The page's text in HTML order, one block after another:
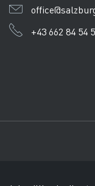
+43 662 84 54